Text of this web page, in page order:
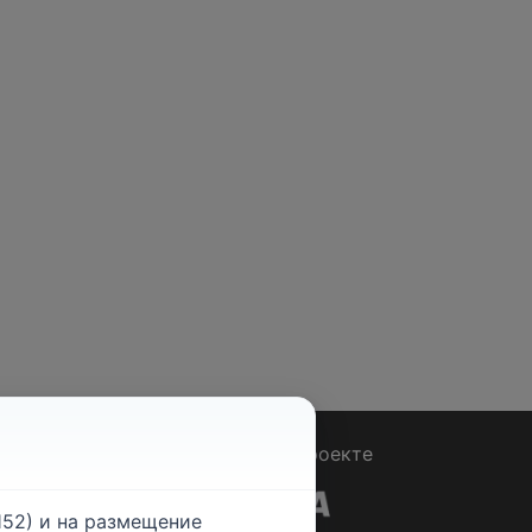
О проекте
и на размещение